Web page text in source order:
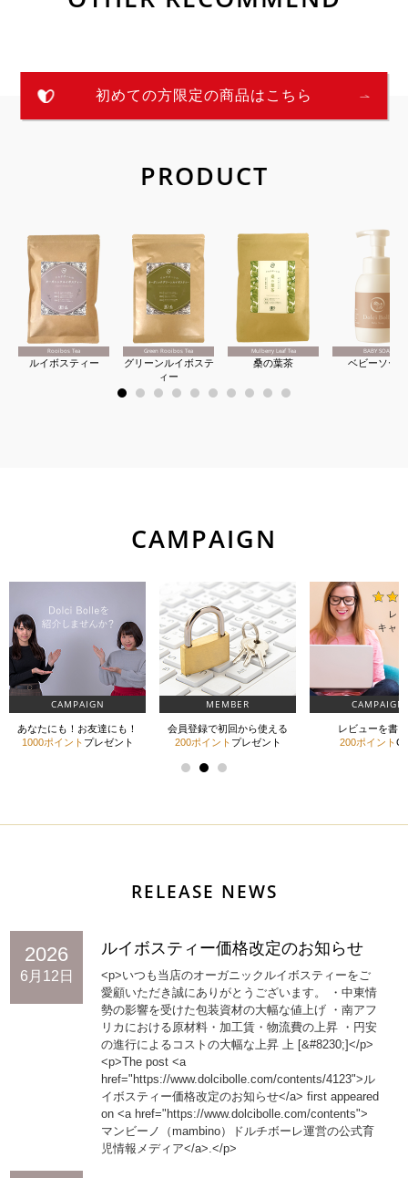
初めての方限定の商品はこちら
PRODUCT
Rooibos Tea
ルイボスティー
Green Rooibos Tea
グリーンルイボステ
ィー
Mulberry Leaf Tea
桑の葉茶
BABY SOAP
ベビーソープ
CAMPAIGN
CAMPAIGN
あなたにも！お友達にも！
1000ポイント プレゼント
MEMBER
会員登録で初回から使える
200ポイント プレゼント
CAMPAIGN
レビューを書
200ポイント
RELEASE NEWS
2026
6月12日
ルイボスティー価格改定のお知らせ
<p>いつも当店のオーガニックルイボスティーをご
愛顧いただき誠にありがとうございます。 ・中東情
勢の影響を受けた包装資材の大幅な値上げ ・南アフ
リカにおける原材料・加工賃・物流費の上昇 ・円安
の進行によるコストの大幅な上昇 上 [&#8230;]</p>
<p>The post <a
href="https://www.dolcibolle.com/contents/4123">ル
イボスティー価格改定のお知らせ</a> first appeared
on <a href="https://www.dolcibolle.com/contents">
マンビーノ（mambino）ドルチボーレ運営の公式育
児情報メディア</a>.</p>